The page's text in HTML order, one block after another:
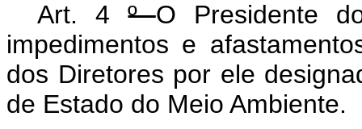
Art. 4ºO Presidente
impedimentos e
dos Diretores por ele
de Estado do Meio Ambiente.